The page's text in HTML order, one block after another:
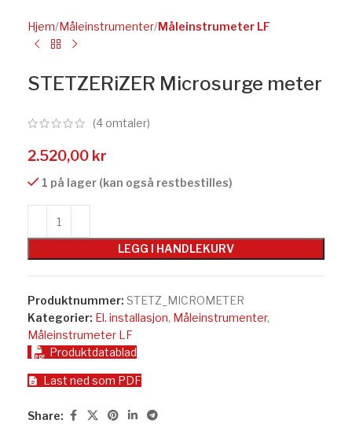
Hjem Måleinstrumenter Måleinstrumeter LF
STETZERiZER Microsurge meter
(4 omtaler)
2.520,00 kr
1 på lager (kan også restbestilles)
LEGG I HANDLEKURV
Produktnummer: STETZ_MICROMETER
Kategorier: El. installasjon, Måleinstrumenter,
Måleinstrumeter LF
Produktdatablad
Last ned som PDF
Share: